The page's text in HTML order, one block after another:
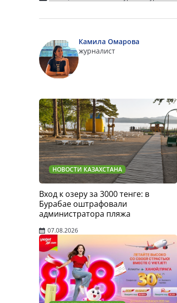
Камила Омарова
журналист
НОВОСТИ КАЗАХСТАНА
Вход к озеру за 3000 тенге: в
Бурабае оштрафовали
администратора пляжа
07.08.2026